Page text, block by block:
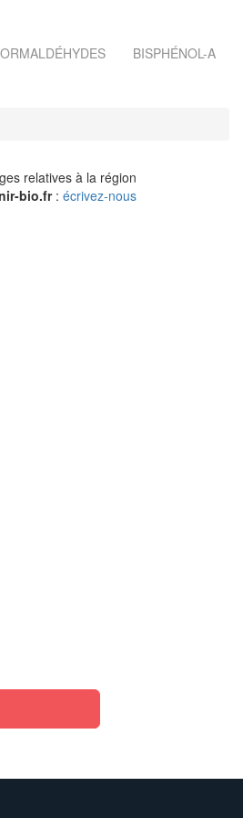
BISPHÉNOL-A
relatives à la région
bio.fr: écrivez-nous